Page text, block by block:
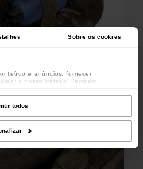
Sobre os cookies
e anúncios, fornecer
o nosso tráfego. Também
e de análise, que as podem combinar
ou recolhidas por estes a partir da
todos